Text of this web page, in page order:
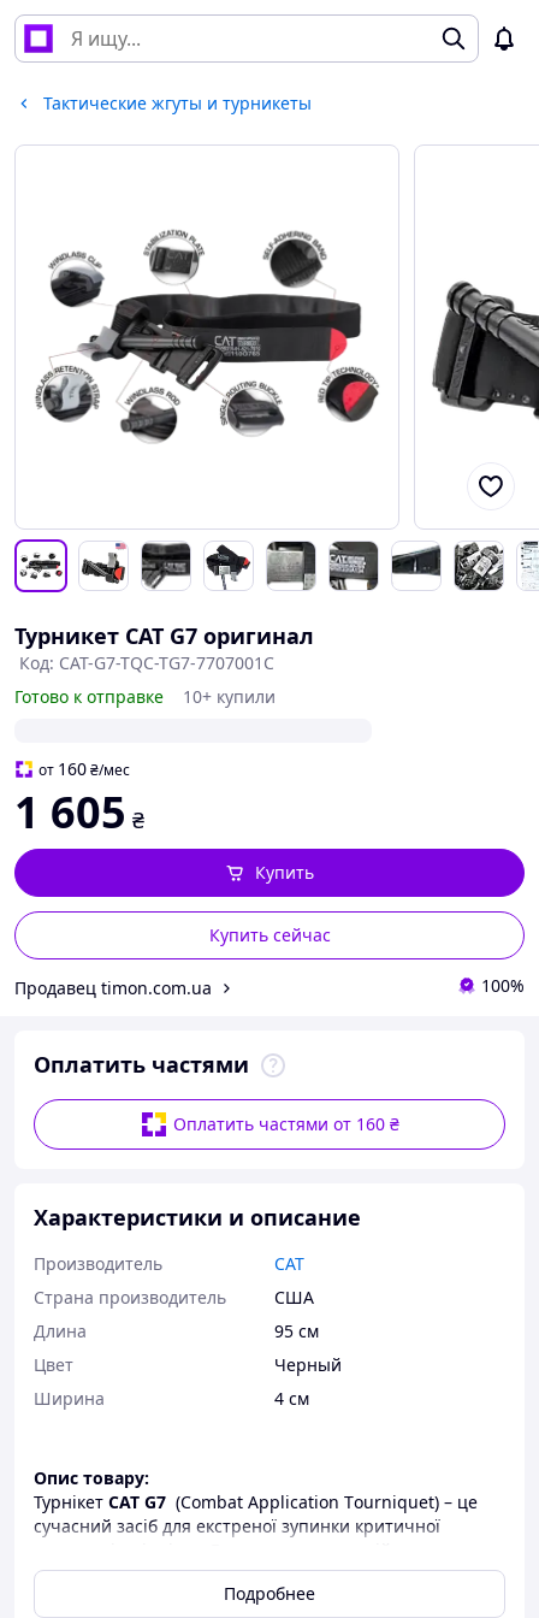
Тактические жгуты и турникеты
Турникет CAT G7 оригинал
Код: CAT-G7-TQC-TG7-7707001C
Готово к отправке
10+ купили
от 160₴/мес
1 605 ₴
Купить сейчас
Купить
Продавец timon.com.ua 100%
Оплатить частями
Оплатить частями от 160 ₴
Характеристики и описание
Производитель
CAT
Страна производитель
США
Длина
95 см
Цвет
Черный
Ширина
4 см
Опис товару:
Турнiкeт CАТ G7 (Combat Application Тournіquеt) – це
сучасний засіб для екстреної зупинки критичної
медиками, рятувальниками та цивільними у
надзвичайних ситуаціях. Оснащений міцною
Подробнее